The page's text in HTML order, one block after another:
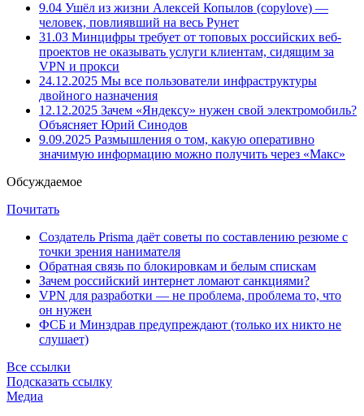
9.04 Ушёл из жизни Алексей Копылов (copylove) —
человек, повлиявший на весь Рунет
31.03 Минцифры требует от топовых российских веб-
проектов не оказывать услуги клиентам, сидящим за
VPN и прокси
24.12.2025 Мы все пользователи инфраструктуры
двойного назначения
12.12.2025 Зачем «Яндексу» нужен свой электромобиль?
Объясняет Юрий Синодов
9.09.2025 Размышления о том, какую оперативно
значимую информацию можно получить через «Макс»
Обсуждаемое
Почитать
Создатель Prisma даёт советы по составлению резюме с
точки зрения нанимателя
Обратная связь по блокировкам и белым спискам
Зачем российский интернет ломают санкциями?
VPN для разработки — не проблема, проблема то, что
он нужен
ФСБ и Минздрав предупреждают (только их никто не
слушает)
Все ссылки
Подсказать ссылку
Медиа